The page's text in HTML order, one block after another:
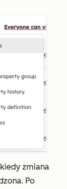
zmiana
Po